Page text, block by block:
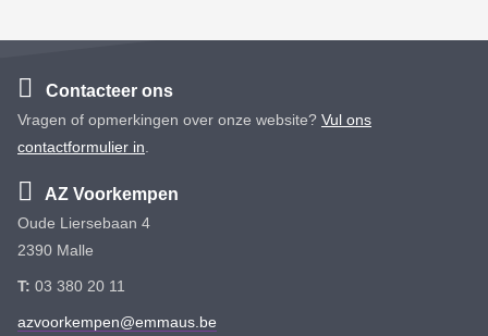
Contacteer ons
Vragen of opmerkingen over onze website? Vul ons
contactformulier in
AZ Voorkempen
Oude Liersebaan 4
2390 Malle
T: 03 380 20 11
azvoorkempen@emmaus.be